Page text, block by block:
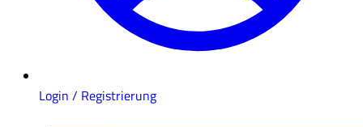
Login / Registrierung